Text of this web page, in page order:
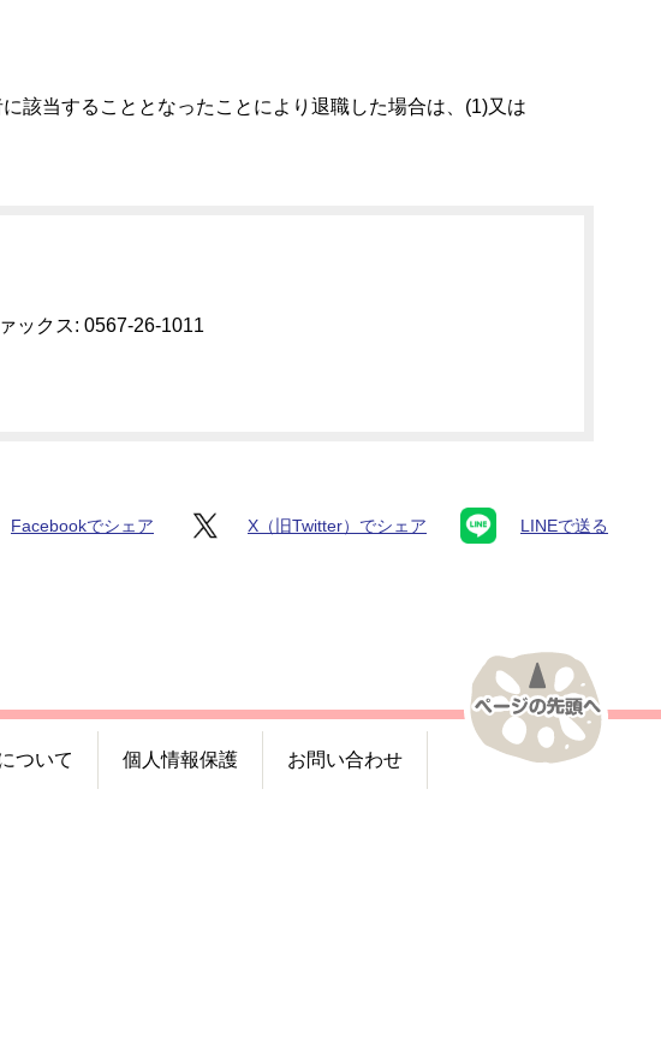
該当することとなったことにより退職した場合は、(1)又は
ックス: 0567-26-1011
Facebookでシェア X（旧Twitter）でシェア LINEで送る
ついて 個人情報保護 お問い合わせ